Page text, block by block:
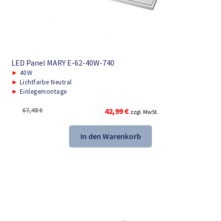
LED Panel MARY E-62-40W-740
► 40W
► Lichtfarbe Neutral
► Einlegemontage
67,48€
Ursprünglicher
war:
67,48 €
42,99€Aktueller
ist:
42,99 €.
zzgl. MwSt.
In den Warenkorb